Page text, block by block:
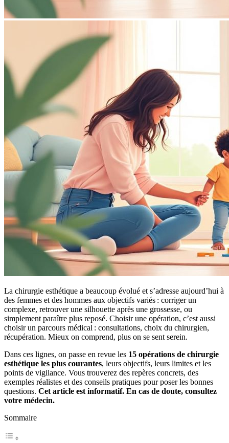
La chirurgie esthétique a beaucoup évolué et s’adresse aujourd’hui à
des femmes et des hommes aux objectifs variés : corriger un
complexe, retrouver une silhouette après une grossesse, ou
simplement paraître plus reposé. Choisir une opération, c’est aussi
choisir un parcours médical : consultations, choix du chirurgien,
récupération. Mieux on comprend, plus on se sent serein.
Dans ces lignes, on passe en revue les 15 opérations de chirurgie
esthétique les plus courantes, leurs objectifs, leurs limites et les
points de vigilance. Vous trouverez des repères concrets, des
exemples réalistes et des conseils pratiques pour poser les bonnes
questions. Cet article est informatif. En cas de doute, consultez
votre médecin.
Sommaire